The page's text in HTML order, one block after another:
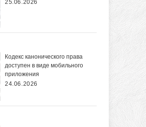
25.06.2026
Кодекс канонического права
доступен в виде мобильного
приложения
24.06.2026